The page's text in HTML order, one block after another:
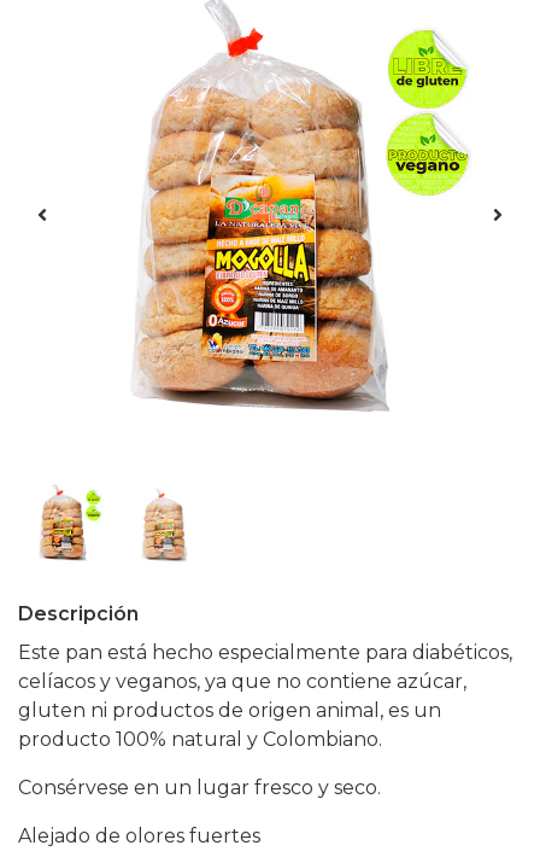
Descripción
Este pan está hecho especialmente para diabéticos,
celíacos y veganos, ya que no contiene azúcar,
gluten ni productos de origen animal, es un
producto 100% natural y Colombiano.
Consérvese en un lugar fresco y seco.
Alejado de olores fuertes